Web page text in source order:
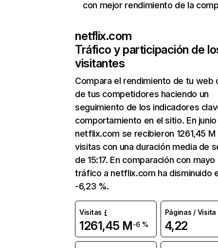
con mejor rendimiento de la
netflix.com
Tráfico y participación de
visitantes
Compara el rendimiento de tu web
de tus competidores haciendo un
seguimiento de los indicadores
comportamiento en el sitio. En junio
netflix.com se recibieron 1261,45 M
visitas con una duración media de
de 15:17. En comparación con mayo
tráfico a netflix.com ha disminuido
-6,23 %.
Visitas
1261,45 M-6 %
Páginas / Visita
4,22